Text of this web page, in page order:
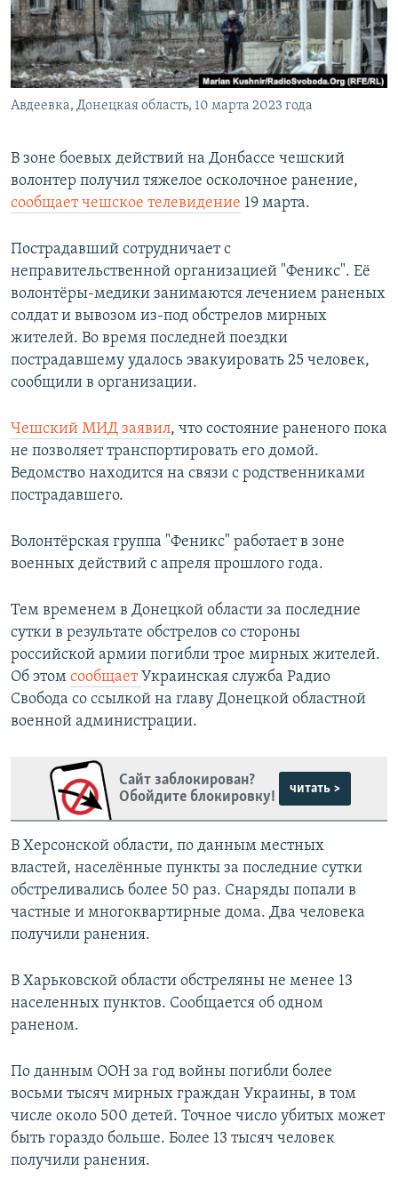
ПОБЕДИТЕЛЕЙ НЕ СУДЯТ?
КРЫМ.НЕПОКОРЕННЫЙ
ELIFBE
УКРАИНСКАЯ ПРОБЛЕМА КРЫМА
ПРИСОЕДИНЯЙТЕСЬ!
Авдеевка, Донецкая область, 10 марта 2023 года
В зоне боевых действий на Донбассе чешский
волонтер получил тяжелое осколочное ранение,
сообщает чешское телевидение 19 марта.
Пострадавший сотрудничает с
неправительственной организацией "Феникс". Её
волонтёры-медики занимаются лечением раненых
солдат и вывозом из-под обстрелов мирных
жителей. Во время последней поездки
пострадавшему удалось эвакуировать 25 человек,
сообщили в организации.
Чешский МИД заявил, что состояние раненого пока
не позволяет транспортировать его домой.
Ведомство находится на связи с родственниками
пострадавшего.
Волонтёрская группа "Феникс" работает в зоне
военных действий с апреля прошлого года.
Тем временем в Донецкой области за последние
сутки в результате обстрелов со стороны
российской армии погибли трое мирных жителей.
Об этом сообщает Украинская служба Радио
Свобода со ссылкой на главу Донецкой областной
военной администрации.
Сайт заблокирован?
Обойдите блокировку!
читать >
В Херсонской области, по данным местных
властей, населённые пункты за последние сутки
обстреливались более 50 раз. Снаряды попали в
частные и многоквартирные дома. Два человека
получили ранения.
В Харьковской области обстреляны не менее 13
населенных пунктов. Сообщается об одном
раненом.
По данным ООН за год войны погибли более
восьми тысяч мирных граждан Украины, в том
числе около 500 детей. Точное число убитых может
быть гораздо больше. Более 13 тысяч человек
получили ранения.